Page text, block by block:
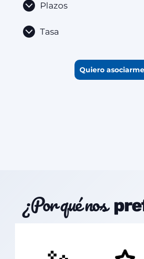
Plazos
Tasa
Quiero asociarme
¿Por qué nos